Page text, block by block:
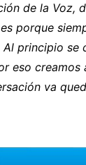
de la Voz,
porque
principio se
eso creamos
va